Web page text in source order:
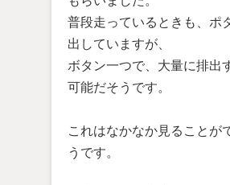
普段走っているときも、ポ
出していますが、
ボタン一つで、大量に排出
可能だそうです。
これはなかなか見ることが
うです。